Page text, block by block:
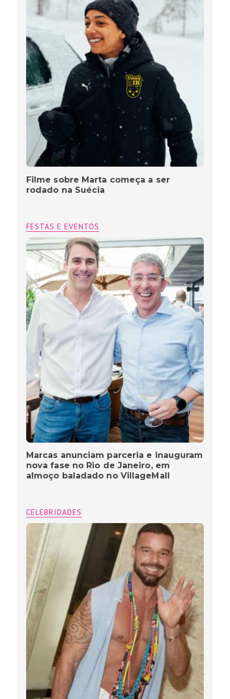
Filme sobre Marta começa a ser
rodado na Suécia
FESTAS E EVENTOS
Marcas anunciam parceria e inauguram
nova fase no Rio de Janeiro, em
almoço baladado no VillageMall
CELEBRIDADES